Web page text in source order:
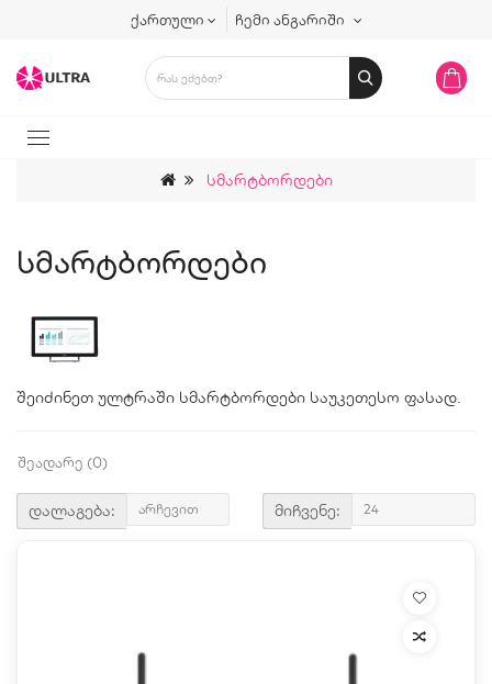
ქართული ჩემი ანგარიში
Სმარტბორდები
Სმარტბორდები
შეიძინეთ ულტრაში სმარტბორდები საუკეთესო ფასად.
Შეადარე (0)
დალაგება: მიჩვენე: